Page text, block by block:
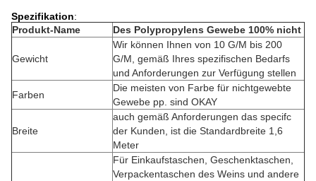
Spezifikation:
Produkt-Name
Des Polypropylens Gewebe 100% nicht
Gewicht
Wir können Ihnen von 10 G/M bis 200
G/M, gemäß Ihres spezifischen Bedarfs
und Anforderungen zur Verfügung stellen
Farben
Die meisten von Farbe für nichtgewebte
Gewebe pp. sind OKAY
Breite
auch gemäß Anforderungen das specifc
der Kunden, ist die Standardbreite 1,6
Meter
Für Einkaufstaschen, Geschenktaschen,
Verpackentaschen des Weins und andere